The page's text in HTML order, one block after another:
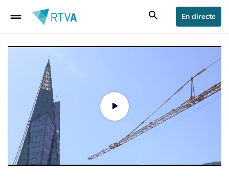
drag_handle search En directe